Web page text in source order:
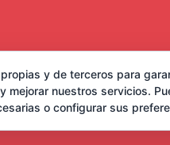
y de terceros para
mejorar nuestros servicios.
o configurar sus